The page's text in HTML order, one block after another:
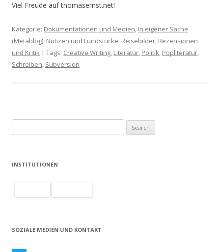
Viel Freude auf thomasernst.net!
Kategorie: Dokumentationen und Medien, In eigener Sache
(Metablog), Notizen und Fundstücke, Reisebilder, Rezensionen
und Kritik | Tags: Creative Writing, Literatur, Politik, Popliteratur,
Schreiben, Subversion
e
r
:
INSTITUTIONEN
SOZIALE MEDIEN UND KONTAKT